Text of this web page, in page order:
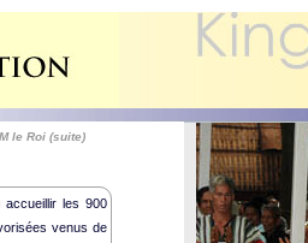
le Roi (suite)
les 900
venus de